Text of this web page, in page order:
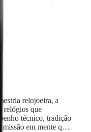
relojoeira, a
relógios que
técnico, tradição
em mente que